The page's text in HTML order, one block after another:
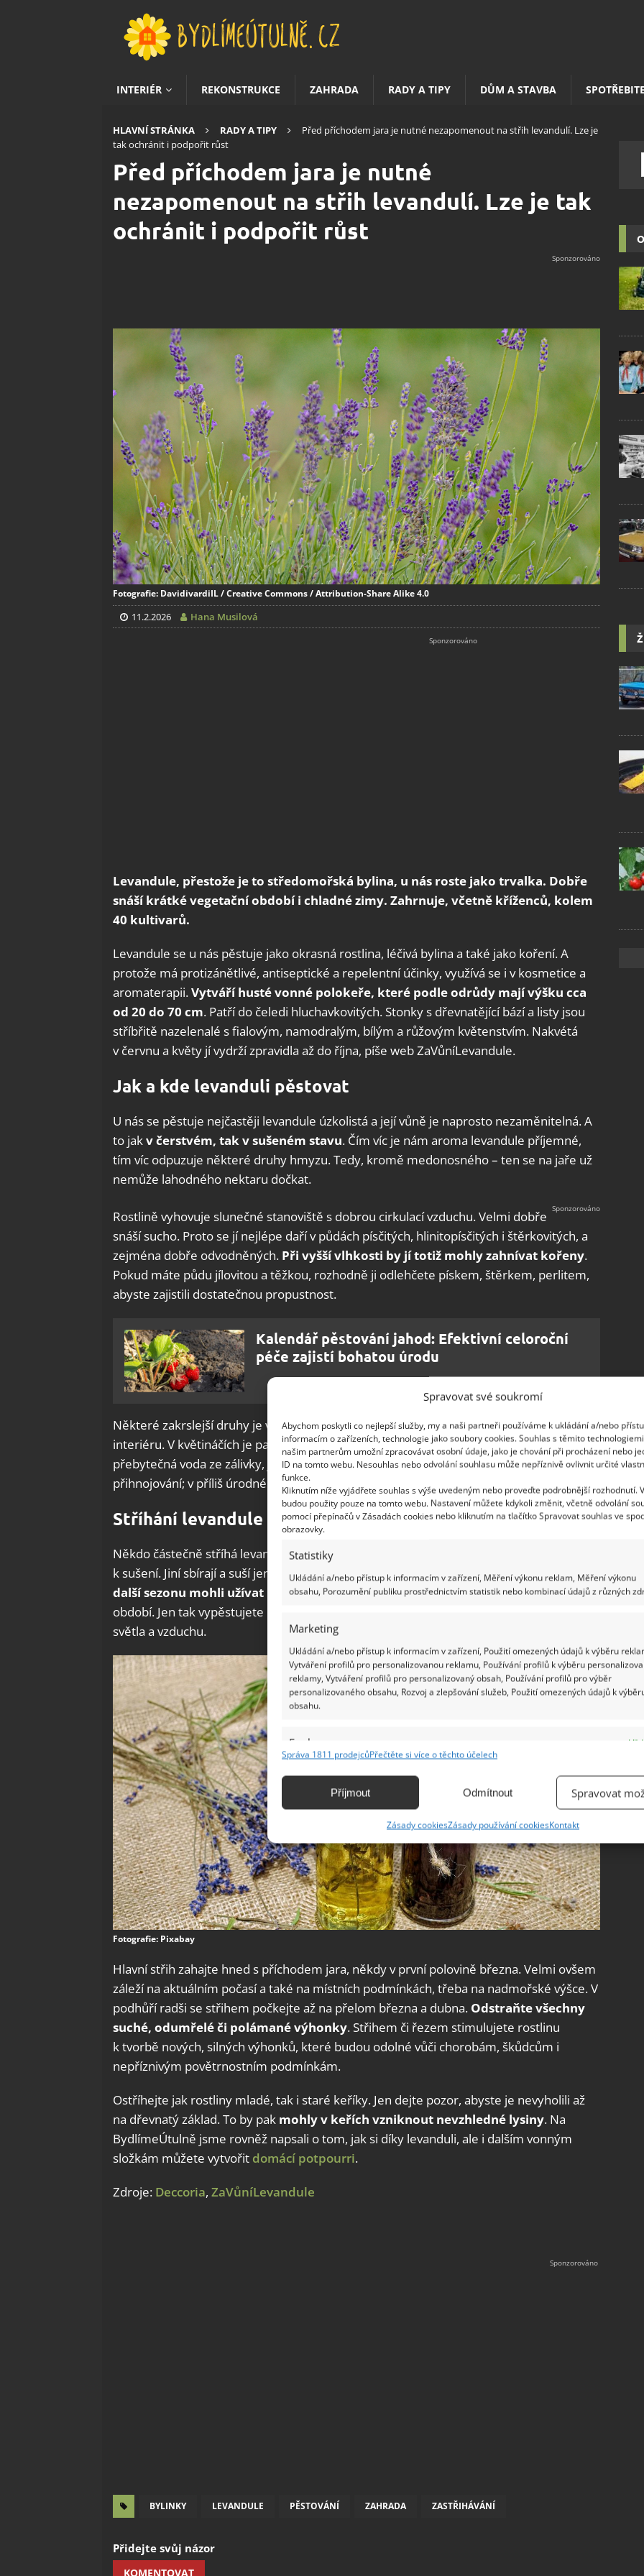
Spravovat své soukromí
Abychom poskytli co nejlepší služby, my a naši partneři používáme k ukládání a/nebo
informacím o zařízeních, technologie jako soubory cookies. Souhlas s těmito
našim partnerům umožní zpracovávat osobní údaje, jako je chování při procházení nebo
ID na tomto webu. Nesouhlas nebo odvolání souhlasu může nepříznivě ovlivnit určité
funkce.
Kliknutím níže vyjádřete souhlas s výše uvedeným nebo proveďte podrobnější rozhodnutí.
budou použity pouze na tomto webu. Nastavení můžete kdykoli změnit, včetně odvolání
pomocí přepínačů v Zásadách cookies nebo kliknutím na tlačítko Spravovat souhlas ve
obrazovky.
Statistiky
Ukládání a/nebo přístup k informacím v zařízení, Měření výkonu reklam, Měření výkonu
obsahu, Porozumění publiku prostřednictvím statistik nebo kombinací údajů z různých
Marketing
Ukládání a/nebo přístup k informacím v zařízení, Použití omezených údajů k výběru
Vytváření profilů pro personalizovanou reklamu, Používání profilů k výběru
reklamy, Vytváření profilů pro personalizovaný obsah, Používání profilů pro výběr
personalizovaného obsahu, Rozvoj a zlepšování služeb, Použití omezených údajů k
obsahu.
Funkce
Identifikace zařízení na základě automaticky přenášených informací.
základě aktivně vyžádaných informací.
Zajištění bezpečnosti, předcházení a zjišťování podvodů a
odstraňování chyb, Poskytování a zobrazování reklamy a obsahu,
Ukládání a sdělování voleb ochrany osobních údajů.
Správa 1811 prodejcůPřečtěte si více o těchto účelech
Příjmout Odmítnout Spravovat
Zásady cookiesZásady používání cookiesKontakt
INTERIÉR REKONSTRUKCE ZAHRADA RADY A TIPY DŮM A STAVBA
HLAVNÍ STRÁNKA RADY A TIPY
Před příchodem jara je nutné nezapomenout na střih levandulí. Lze je
tak ochránit i podpořit růst
Před příchodem jara je nutné
nezapomenout na střih levandulí. Lze je tak
ochránit i podpořit růst
Fotografie: DavidivardiIL / Creative Commons / Attribution-Share Alike 4.0
11.2.2026 Hana Musilová
Levandule, přestože je to středomořská bylina, u nás roste jako trvalka. Dobře
snáší krátké vegetační období i chladné zimy. Zahrnuje, včetně kříženců, kolem
40 kultivarů.
Levandule se u nás pěstuje jako okrasná rostlina, léčivá bylina a také jako koření. A
protože má protizánětlivé, antiseptické a repelentní účinky, využívá se i v kosmetice a
aromaterapii.Vytváří husté vonné polokeře, které podle odrůdy mají výšku cca
od 20 do 70 cm. Patří do čeledi hluchavkovitých. Stonky s dřevnatějící bází a listy jsou
stříbřitě nazelenalé s fialovým, namodralým, bílým a růžovým květenstvím. Nakvétá
v červnu a květy jí vydrží zpravidla až do října, píše web ZaVůníLevandule.
Jak a kde levanduli pěstovat
U nás se pěstuje nejčastěji levandule úzkolistá a její vůně je naprosto nezaměnitelná. A
to jakv čerstvém, tak v sušeném stavu. Čím víc je nám aroma levandule příjemné,
tím víc odpuzuje některé druhy hmyzu. Tedy, kromě medonosného – ten se na jaře už
nemůže lahodného nektaru dočkat.
Rostlině vyhovuje slunečné stanoviště s dobrou cirkulací vzduchu. Velmi dobře
snáší sucho. Proto se jí nejlépe daří v půdách písčitých, hlinitopísčitých i štěrkovitých, a
zejména dobře odvodněných. Při vyšší vlhkosti by jí totiž mohly zahnívat kořeny.
Pokud máte půdu jílovitou a těžkou, rozhodně ji odlehčete pískem, štěrkem, perlitem,
abyste zajistili dostatečnou propustnost.
Kalendář pěstování jahod: Efektivní celoroční
péče zajistí bohatou úrodu
Některé zakrslejší druhy je vhodné pěstovat i v nádobách na terase, balkoně, ale také v
interiéru. V květináčích je pak
důležité vytvořit účinnou drenáž, aby mohla odtékat
přebytečná voda ze zálivky, jak se uvádí na webu Deccoria. Dejte si také pozor na
přihnojování; v příliš úrodné půdě rostlina hůř kvete.
Stříhání levandule
Někdo částečně stříhá levandulové keře už na podzim, neboť si celé kytice připravuje
k sušení. Jiní sbírají a suší jenom konce stonků s květenstvím. Abyste si však po celou
další sezonu mohli užívat krásu i vůni levandule, je zapotřebí ji stříhat ve správném
období. Jen tak vypěstujete bohaté trsy plné květů a také rostlině zajistíte dostatek
světla a vzduchu.
Fotografie: Pixabay
Hlavní střih zahajte hned s příchodem jara, někdy v první polovině března. Velmi ovšem
záleží na aktuálním počasí a také na místních podmínkách, třeba na nadmořské výšce. V
podhůří radši se střihem počkejte až na přelom března a dubna. Odstraňte všechny
suché, odumřelé či polámané výhonky. Střihem či řezem stimulujete rostlinu
k tvorbě nových, silných výhonků, které budou odolné vůči chorobám, škůdcům i
nepříznivým povětrnostním podmínkám.
Ostříhejte jak rostliny mladé, tak i staré keříky. Jen dejte pozor, abyste je nevyholili až
na dřevnatý základ. To by pak mohly v keřích vzniknout nevzhledné lysiny. Na
BydlímeÚtulně jsme rovněž napsali o tom, jak si díky levanduli, ale i dalším vonným
složkám můžete vytvořit domácí potpourri.
Zdroje: Deccoria, ZaVůníLevandule
BYLINKY LEVANDULE PĚSTOVÁNÍ ZAHRADA ZASTŘIHÁVÁNÍ
Přidejte svůj názor
KOMENTOVAT